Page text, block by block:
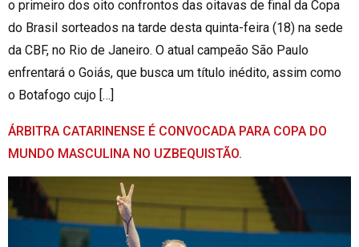
o primeiro dos oito confrontos das oitavas de final da Copa
do Brasil sorteados na tarde desta quinta-feira (18) na sede
da CBF, no Rio de Janeiro. O atual campeão São Paulo
enfrentará o Goiás, que busca um título inédito, assim como
o Botafogo cujo […]
ÁRBITRA CATARINENSE É CONVOCADA PARA COPA DO
MUNDO MASCULINA NO UZBEQUISTÃO.